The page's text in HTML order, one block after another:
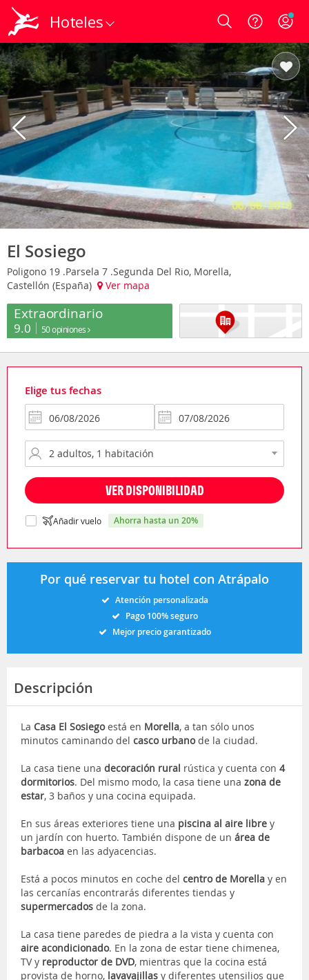
Hoteles Login
El Sosiego
Poligono 19 .Parsela 7 .Segunda Del Rio, Morella,
Castellón (España)
Ver mapa
Extraordinario
9.0 50 opiniones
Elige tus fechas
VER DISPONIBILIDAD
Añadir vuelo ahorra hasta un 20%
Por qué reservar tu hotel con Atrápalo
Atención personalizada
Pago 100% seguro
Mejor precio garantizado
Descripción
La Casa El Sosiegoestá en Morella, a tan sólo unos
minutos caminando del casco urbanode la ciudad.
La casa tiene una decoración rural rústica y cuenta con 4
dormitorios. Del mismo modo, la casa tiene una zona de
estar, 3 baños y una cocina equipada.
En sus áreas exteriores tiene una piscina al aire libre y
un jardín con huerto. También dispone de un área de
barbacoa en las adyacencias.
Está a pocos minutos en coche del centro de Morella y en
las cercanías encontrarás diferentes tiendas y
supermercados de la zona.
La casa tiene paredes de piedra a la vista y cuenta con
aire acondicionado. En la zona de estar tiene chimenea,
TV y reproductor de DVD, mientras que la cocina está
provista de horno, lavavajillas y diferentes utensilios que